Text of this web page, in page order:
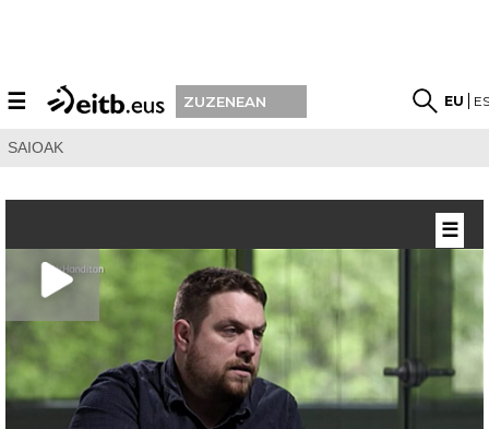
☰ ZUZENEAN EU
SAIOAK
☰